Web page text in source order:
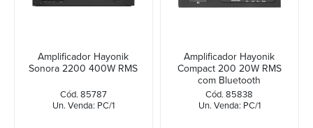
Amplificador Hayonik
Sonora 2200 400W RMS
Cód. 85787
Un. Venda: PC/1
Amplificador Hayonik
Compact 200 20W RMS
com Bluetooth
Cód. 85838
Un. Venda: PC/1